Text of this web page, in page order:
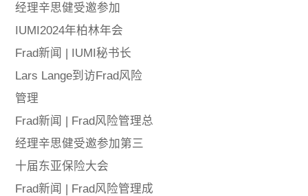
经理辛思健受邀参加
IUMI2024年柏林年会
Frad新闻 | IUMI秘书长
Lars Lange到访Frad风险
管理
Frad新闻 | Frad风险管理总
经理辛思健受邀参加第三
十届东亚保险大会
Frad新闻 | Frad风险管理成